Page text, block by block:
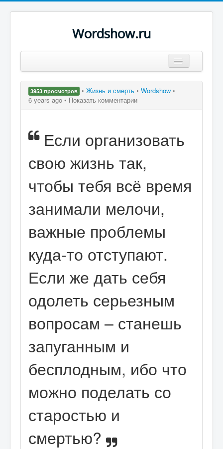
Wordshow.ru
Популярные цитаты
Поиск
3953 просмотров • Жизнь и смерть • Wordshow •
6 years ago • Показать комментарии
Если организовать
свою жизнь так,
чтобы тебя всё время
занимали мелочи,
важные проблемы
куда-то отступают.
Если же дать себя
одолеть серьезным
вопросам – станешь
запуганным и
бесплодным, ибо что
можно поделать со
старостью и
смертью?